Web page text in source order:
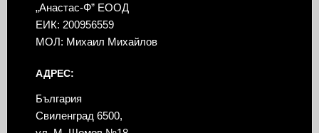
„Анастас-Ф” ЕООД
ЕИК: 200956559
МОЛ: Михаил Михайлов
АДРЕС:
България
Свиленград 6500,